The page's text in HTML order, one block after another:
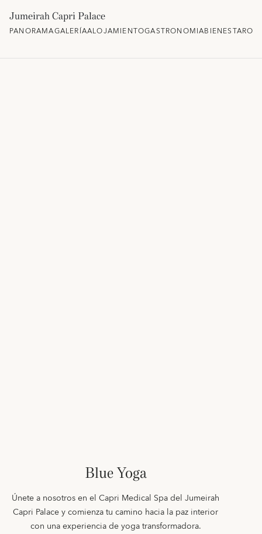
Jumeirah Capri Palace
PANORAMAGALERÍAALOJAMIENTOGASTRONOMIABIENESTAR
Blue Yoga
Únete a nosotros en el Capri Medical Spa del Jumeirah
Capri Palace y comienza tu camino hacia la paz interior
con una experiencia de yoga transformadora.